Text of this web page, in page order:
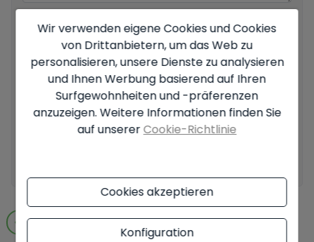
Grundlage der Europäischen Datenschutzverordnung (EU)
2016/679 (GDPR).+ Info
Ich habe den Impressumund die
Datenschutzbestimmungen gelesenund akzeptiere sie.
Ich akzeptiere kommerzielle Einsendungen
Zu den Suchergebnissen gehen
Wir verwenden eigene Cookies und Cookies
von Drittanbietern, um das Web zu
personalisieren, unsere Dienste zu analysieren
und Ihnen Werbung basierend auf Ihren
Surfgewohnheiten und -präferenzen
anzuzeigen. Weitere Informationen finden Sie
auf unserer Cookie-Richtlinie
Cookies akzeptieren
Konfiguration